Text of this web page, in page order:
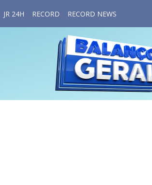
JR 24H RECORD RECORD NEWS